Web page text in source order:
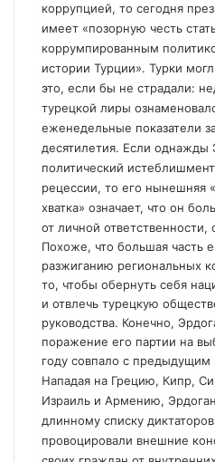
коррупцией, то сегодня
имеет «позорную честь
коррумпированным
истории Турции». Турки
это, если бы не страдали:
турецкой лиры
еженедельные показатели
десятилетия. Если однажды
политический
рецессии, то его нынешняя
хватка» означает, что он
от личной ответственности,
Похоже, что большая часть
разжиганию региональных
то, чтобы обернуть себя
и отвлечь турецкую
руководства. Конечно,
поражение его партии на
году совпало с
Нападая на Грецию, Кипр,
Израиль и Армению,
длинному списку
провоцировали внешние